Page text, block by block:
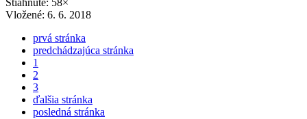
Stiahnuté: 58×
Vložené: 6. 6. 2018
prvá stránka
predchádzajúca stránka
1
2
3
ďalšia stránka
posledná stránka